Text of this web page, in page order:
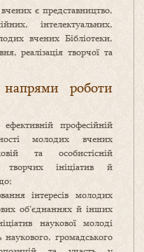
є представництво,
інтелектуальних,
вчених Бібліотеки,
реалізація творчої та
роботи
професійній
молодих вчених
та особистісній
творчих ініціатив й
інтересів молодих
об’єднаннях й інших
наукової молоді
наукового, громадського